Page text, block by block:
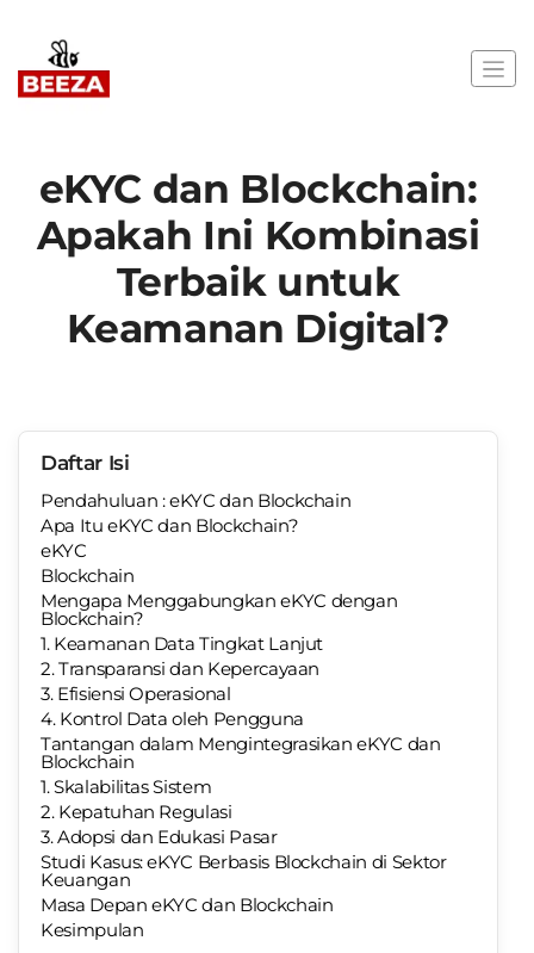
eKYC dan Blockchain:
Apakah Ini Kombinasi
Terbaik untuk
Keamanan Digital?
Daftar Isi
Pendahuluan : eKYC dan Blockchain
Apa Itu eKYC dan Blockchain?
eKYC
Blockchain
Mengapa Menggabungkan eKYC dengan
Blockchain?
1. Keamanan Data Tingkat Lanjut
2. Transparansi dan Kepercayaan
3. Efisiensi Operasional
4. Kontrol Data oleh Pengguna
Tantangan dalam Mengintegrasikan eKYC dan
Blockchain
1. Skalabilitas Sistem
2. Kepatuhan Regulasi
3. Adopsi dan Edukasi Pasar
Studi Kasus: eKYC Berbasis Blockchain di Sektor
Keuangan
Masa Depan eKYC dan Blockchain
Kesimpulan